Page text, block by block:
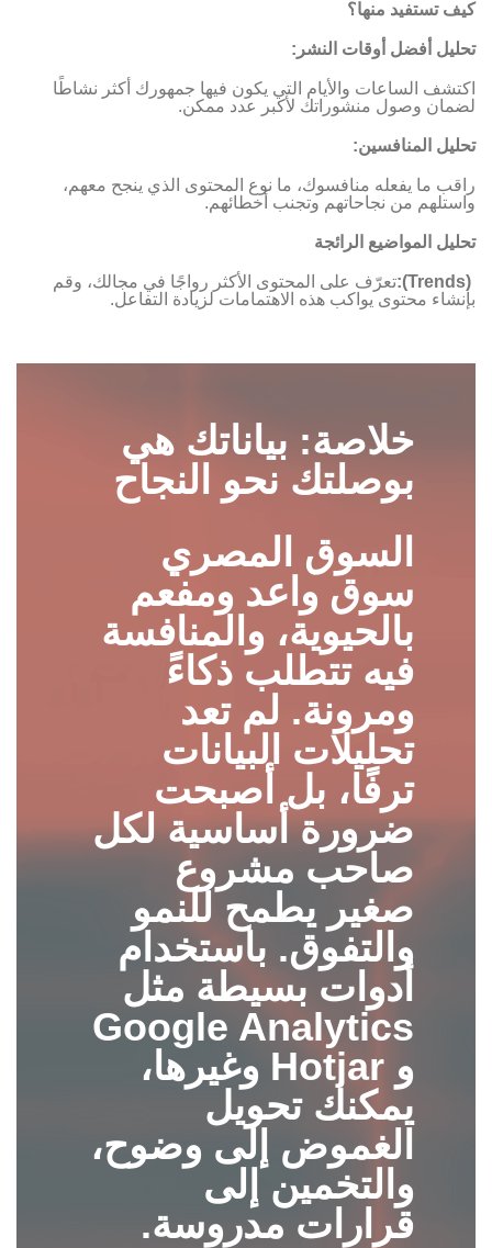
كيف تستفيد منها؟
تحليل أفضل أوقات النشر:
اكتشف الساعات والأيام التي يكون فيها جمهورك أكثر نشاطًا
لضمان وصول منشوراتك لأكبر عدد ممكن.
تحليل المنافسين:
راقب ما يفعله منافسوك، ما نوع المحتوى الذي ينجح معهم،
واستلهم من نجاحاتهم وتجنب أخطائهم.
تحليل المواضيع الرائجة
(Trends):
تعرّف على المحتوى الأكثر رواجًا في مجالك، وقم
بإنشاء محتوى يواكب هذه الاهتمامات لزيادة التفاعل.
خلاصة: بياناتك هي
بوصلتك نحو النجاح
السوق المصري
سوق واعد ومفعم
بالحيوية، والمنافسة
فيه تتطلب ذكاءً
ومرونة. لم تعد
تحليلات البيانات
ترفًا، بل أصبحت
ضرورة أساسية لكل
صاحب مشروع
صغير يطمح للنمو
والتفوق. باستخدام
أدوات بسيطة مثل
Google Analytics
و Hotjar وغيرها،
يمكنك تحويل
الغموض إلى وضوح،
والتخمين إلى
قرارات مدروسة.